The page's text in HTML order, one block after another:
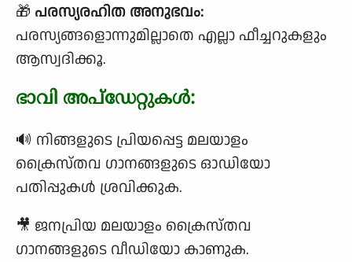
🎁 പരസ്യരഹിത അനുഭവം:
പരസ്യങ്ങളൊന്നുമില്ലാതെ എല്ലാ ഫീച്ചറുകളും
ആസ്വദിക്കൂ.
ഭാവി അപ്‌ഡേറ്റുകൾ:
🔊 നിങ്ങളുടെ പ്രിയപ്പെട്ട മലയാളം
ക്രൈസ്തവ ഗാനങ്ങളുടെ ഓഡിയോ
പതിപ്പുകൾ ശ്രവിക്കുക.
🎥 ജനപ്രിയ മലയാളം ക്രൈസ്തവ
ഗാനങ്ങളുടെ വീഡിയോ കാണുക.